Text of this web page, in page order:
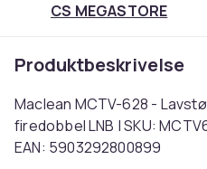
CS MEGASTORE
Produktbeskrivelse
Maclean MCTV-628 -
firedobbel LNB | SKU:
EAN: 5903292800899